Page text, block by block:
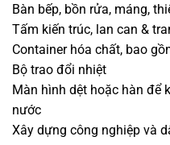
Bàn bếp, bồn rửa, máng,
Tấm kiến trúc, lan can &
Container hóa chất, bao
Bộ trao đổi nhiệt
Màn hình dệt hoặc hàn để
nước
Xây dựng công nghiệp và